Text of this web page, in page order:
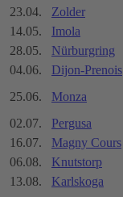
23.04.
Zolder
14.05.
Imola
28.05.
Nürburgring
04.06.
Dijon-Prenois
25.06.
Monza
02.07.
Pergusa
16.07.
Magny Cours
06.08.
Knutstorp
13.08.
Karlskoga